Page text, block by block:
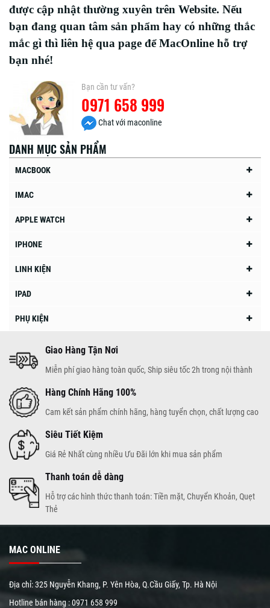
Bạn cần tư vấn?
0971 658 999
Chat với maconline
DANH MỤC SẢN PHẨM
MACBOOK
IMAC
APPLE WATCH
IPHONE
LINH KIỆN
IPAD
PHỤ KIỆN
được cập nhật thường xuyên trên Website. Nếu
bạn đang quan tâm sản phẩm hay có những thắc
mắc gì thì liên hệ qua page để MacOnline hỗ trợ
bạn nhé!
Giao Hàng Tận Nơi
Miễn phí giao hàng toàn quốc, Ship siêu tốc 2h trong nội thành
Hàng Chính Hãng 100%
Cam kết sản phẩm chính hãng, hàng tuyển chọn, chất lượng cao
Siêu Tiết Kiệm
Giá Rẻ Nhất cùng nhiều Ưu Đãi lớn khi mua sản phẩm
Thanh toán dễ dàng
Hỗ trợ các hình thức thanh toán: Tiền mặt, Chuyển Khoản, Quẹt
Thẻ
MAC ONLINE
Địa chỉ: 325 Nguyễn Khang, P. Yên Hòa, Q.Cầu Giấy, Tp. Hà Nội
Hotline bán hàng :0971 658 999